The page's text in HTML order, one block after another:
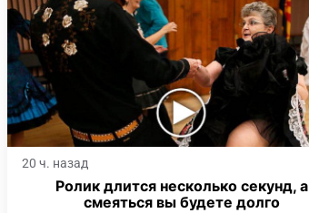
20 ч. назад
Ролик длится несколько секунд, а
смеяться вы будете долго